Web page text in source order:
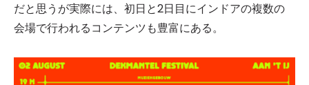
だと思うが実際には、初日と2日目にインドアの複数の
会場で行われるコンテンツも豊富にある。